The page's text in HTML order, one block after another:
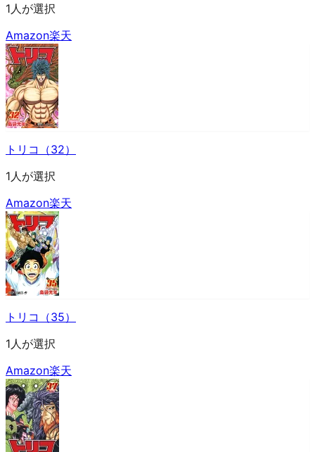
1人が選択
Amazon楽天
トリコ（32）
1人が選択
Amazon楽天
トリコ（35）
1人が選択
Amazon楽天